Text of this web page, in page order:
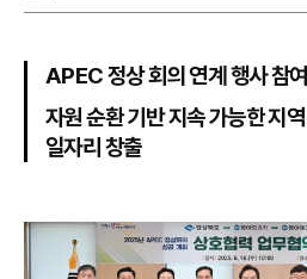
APEC 정상 회의 연계 행사 참
자원 순환 기반 지속 가능한 지
일자리 창출